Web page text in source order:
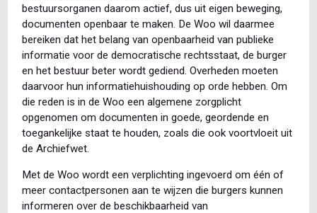
bestuursorganen daarom actief, dus uit eigen beweging,
documenten openbaar te maken. De Woo wil daarmee
bereiken dat het belang van openbaarheid van publieke
informatie voor de democratische rechtsstaat, de burger
en het bestuur beter wordt gediend. Overheden moeten
daarvoor hun informatiehuishouding op orde hebben. Om
die reden is in de Woo een algemene zorgplicht
opgenomen om documenten in goede, geordende en
toegankelijke staat te houden, zoals die ook voortvloeit uit
de Archiefwet.
Met de Woo wordt een verplichting ingevoerd om één of
meer contactpersonen aan te wijzen die burgers kunnen
informeren over de beschikbaarheid van